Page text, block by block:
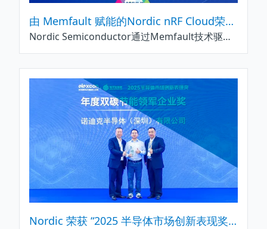
由 Memfault 赋能的Nordic nRF Cloud荣获移动突破奖所颁发之年度云计算创新奖
Nordic Semiconductor通过Memfault技术驱动的nRF Cloud平台在 2025 年移动突破奖 (Mobile Breakthrough Awards)中荣获年度云计算创新奖(Cloud Computing Innovation of the Year)。由 Memfault 驱动的 nRF Cloud 将 Memfault 经过验证的可观测性和无线 (OTA) 基础设施直接引入 Nordic 成熟的云服务平台 nRF Cloud。
Nordic 荣获 “2025 半导体市场创新表现奖” 年度双碳节能领军企业奖，以技术创新与社会责任践行绿色发展